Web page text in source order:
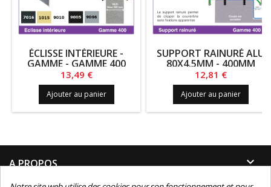
ÉCLISSE INTÉRIEURE -
GAMME - GAMME 400
Prix
13,49 €
Ajouter au panier
SUPPORT RAINURÉ ALU
80X4.5MM - 400MM
Prix
12,81 €
Ajouter au panier
A PROPOS 